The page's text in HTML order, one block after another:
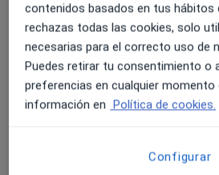
Ginecología de Alta
Control Integral.
Formacion avanzada en
ecografía ginecológica.
Trato cercano, rigor clínico.
Mostrar mássobre
contenidos basados en tus hábitos
rechazas todas las cookies, solo
necesarias para el correcto uso de
Puedes retirar tu consentimiento o
preferencias en cualquier momento
información en Política de cookies.
Configurar